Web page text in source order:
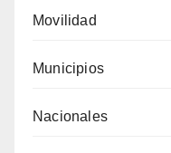
Movilidad
Municipios
Nacionales